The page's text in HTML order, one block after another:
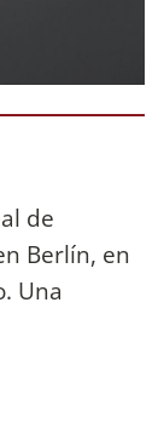
de
Berlín, en
Una